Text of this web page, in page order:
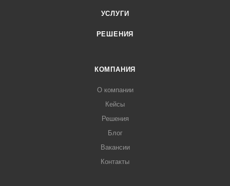
УСЛУГИ
РЕШЕНИЯ
КОМПАНИЯ
О компании
Кейсы
Решения
Блог
Вакансии
Контакты